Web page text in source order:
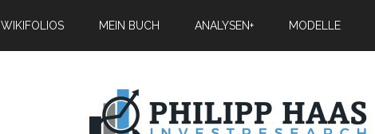
WIKIFOLIOS MEIN BUCH ANALYSEN+ MODELLE